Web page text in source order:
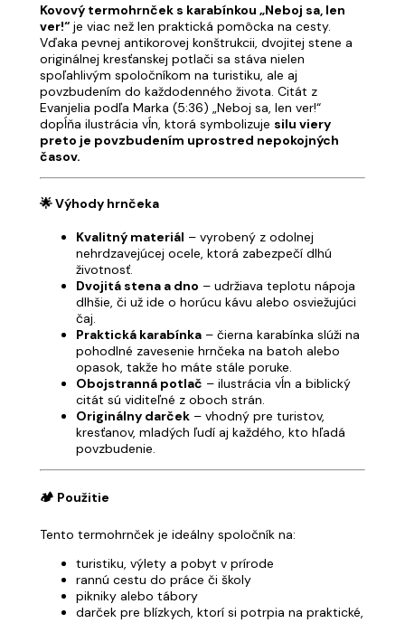
Kovový termohrnček s karabínkou „Neboj sa, len
ver!“je viac než len praktická pomôcka na cesty.
Vďaka pevnej antikorovej konštrukcii, dvojitej stene a
originálnej kresťanskej potlači sa stáva nielen
spoľahlivým spoločníkom na turistiku, ale aj
povzbudením do každodenného života. Citát z
Evanjelia podľa Marka (5:36) „Neboj sa, len ver!“
dopĺňa ilustrácia vĺn, ktorá symbolizuje silu viery
preto je povzbudením uprostred nepokojných
časov.
🌟 Výhody hrnčeka
Kvalitný materiál – vyrobený z odolnej
nehrdzavejúcej ocele, ktorá zabezpečí dlhú
životnosť.
Dvojitá stena a dno – udržiava teplotu nápoja
dlhšie, či už ide o horúcu kávu alebo osviežujúci
čaj.
Praktická karabínka– čierna karabínka slúži na
pohodlné zavesenie hrnčeka na batoh alebo
opasok, takže ho máte stále poruke.
Obojstranná potlač – ilustrácia vĺn a biblický
citát sú viditeľné z oboch strán.
Originálny darček– vhodný pre turistov,
kresťanov, mladých ľudí aj každého, kto hľadá
povzbudenie.
🏕️ Použitie
Tento termohrnček je ideálny spoločník na:
turistiku, výlety a pobyt v prírode
rannú cestu do práce či školy
pikniky alebo tábory
darček pre blízkych, ktorí si potrpia na praktické,